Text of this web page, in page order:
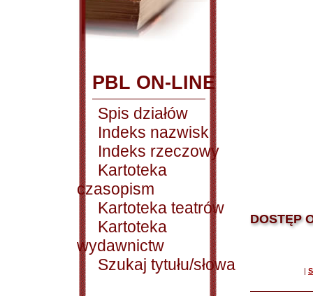
PBL ON-LINE
Spis działów
Indeks nazwisk
Indeks rzeczowy
Kartoteka
czasopism
Kartoteka teatrów
Kartoteka
wydawnictw
Szukaj tytułu/słowa
DOSTĘP
|